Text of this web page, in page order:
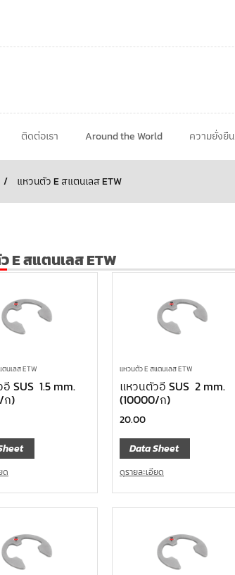
ติดต่อเรา Around the World ความยั่งยืน
/ แหวนตัว E สแตนเลส ETW
E สแตนเลส ETW
นเลส ETW
SUS 1.5 mm.
ก)
ด
แหวนตัว E สแตนเลส ETW
แหวนตัวอี SUS 2 mm.
(10000/ก)
20.00
Data Sheet
ดูรายละเอียด